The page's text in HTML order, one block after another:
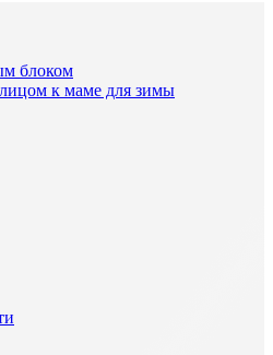
блоком
к маме для зимы